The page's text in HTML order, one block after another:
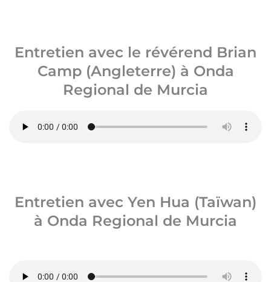
Entretien avec le révérend Brian
Camp (Angleterre) à Onda
Regional de Murcia
Entretien avec Yen Hua (Taïwan)
à Onda Regional de Murcia